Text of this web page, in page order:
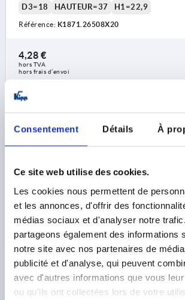
Consentement Détails À
Ce site web utilise des cookies.
Les cookies nous permettent de
et les annonces, d'offrir des
médias sociaux et d'analyser notre
partageons également des informations
notre site avec nos partenaires de
publicité et d'analyse, qui peuvent
avec d'autres informations que vous
ou qu'ils ont collectées lors de votre
D3=18
HAUTEUR=37 H1=22,9
Référence: K1871.26508X20
4,28 €
hors TVA
hors frais d’envoi
POIGNÉE EN T D=M08X25, A=65,1,
FORME:L THERMODURCISSABLE
BRILLANT, NOIR, COMP:ACIER PASSIVÉ
LONGUEUR DE POIGNÉE=65,1
TYPE DE FILETAGE=FILETAGE
LONGUEUR DE FILETAGE=25
FORME=L
D3=18
HAUTEUR=37 H1=22,9